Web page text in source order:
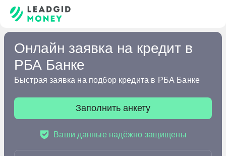
Онлайн заявка на кредит в
РБА Банке
Быстрая заявка на подбор кредита в РБА Банке
Заполнить анкету
Ваши данные надёжно защищены